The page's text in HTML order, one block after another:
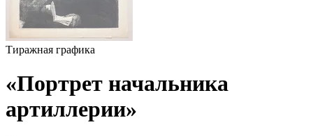
Тиражная графика
«Портрет начальника
артиллерии»